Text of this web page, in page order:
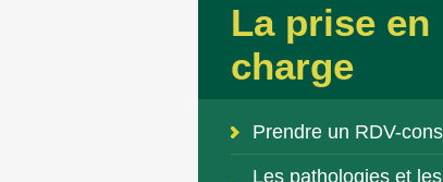
La prise en
charge
Prendre un RDV-
Les pathologies et les